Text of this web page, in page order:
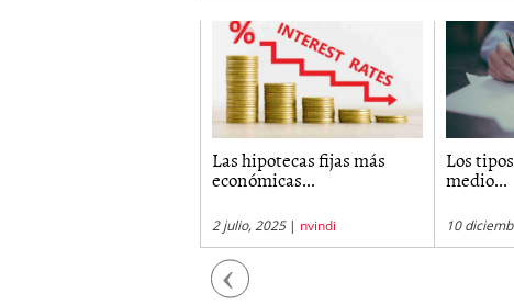
Previous
Las hipotecas fijas más
económicas...
2 julio, 2025| nvindi
Los
medio...
10